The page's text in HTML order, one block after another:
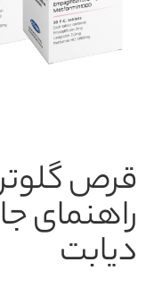
قرص
راهنمای
دیابت